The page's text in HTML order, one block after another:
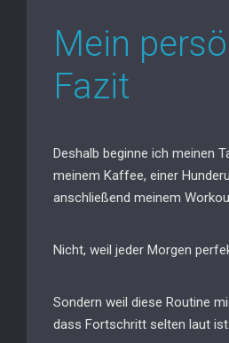
Mein
Fazit
Deshalb beginne ich meinen
meinem Kaffee, einer
anschließend meinem
Nicht, weil jeder Morgen
Sondern weil diese Routine
dass Fortschritt selten laut ist.